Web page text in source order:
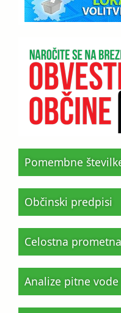
Pomembne
Občinski predpisi
Celostna
Analize pitne vode